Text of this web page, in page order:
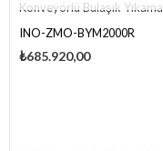
Konveyörlü Bulaşık Yıkama
INO-ZMO-BYM2000R
₺685.920,00